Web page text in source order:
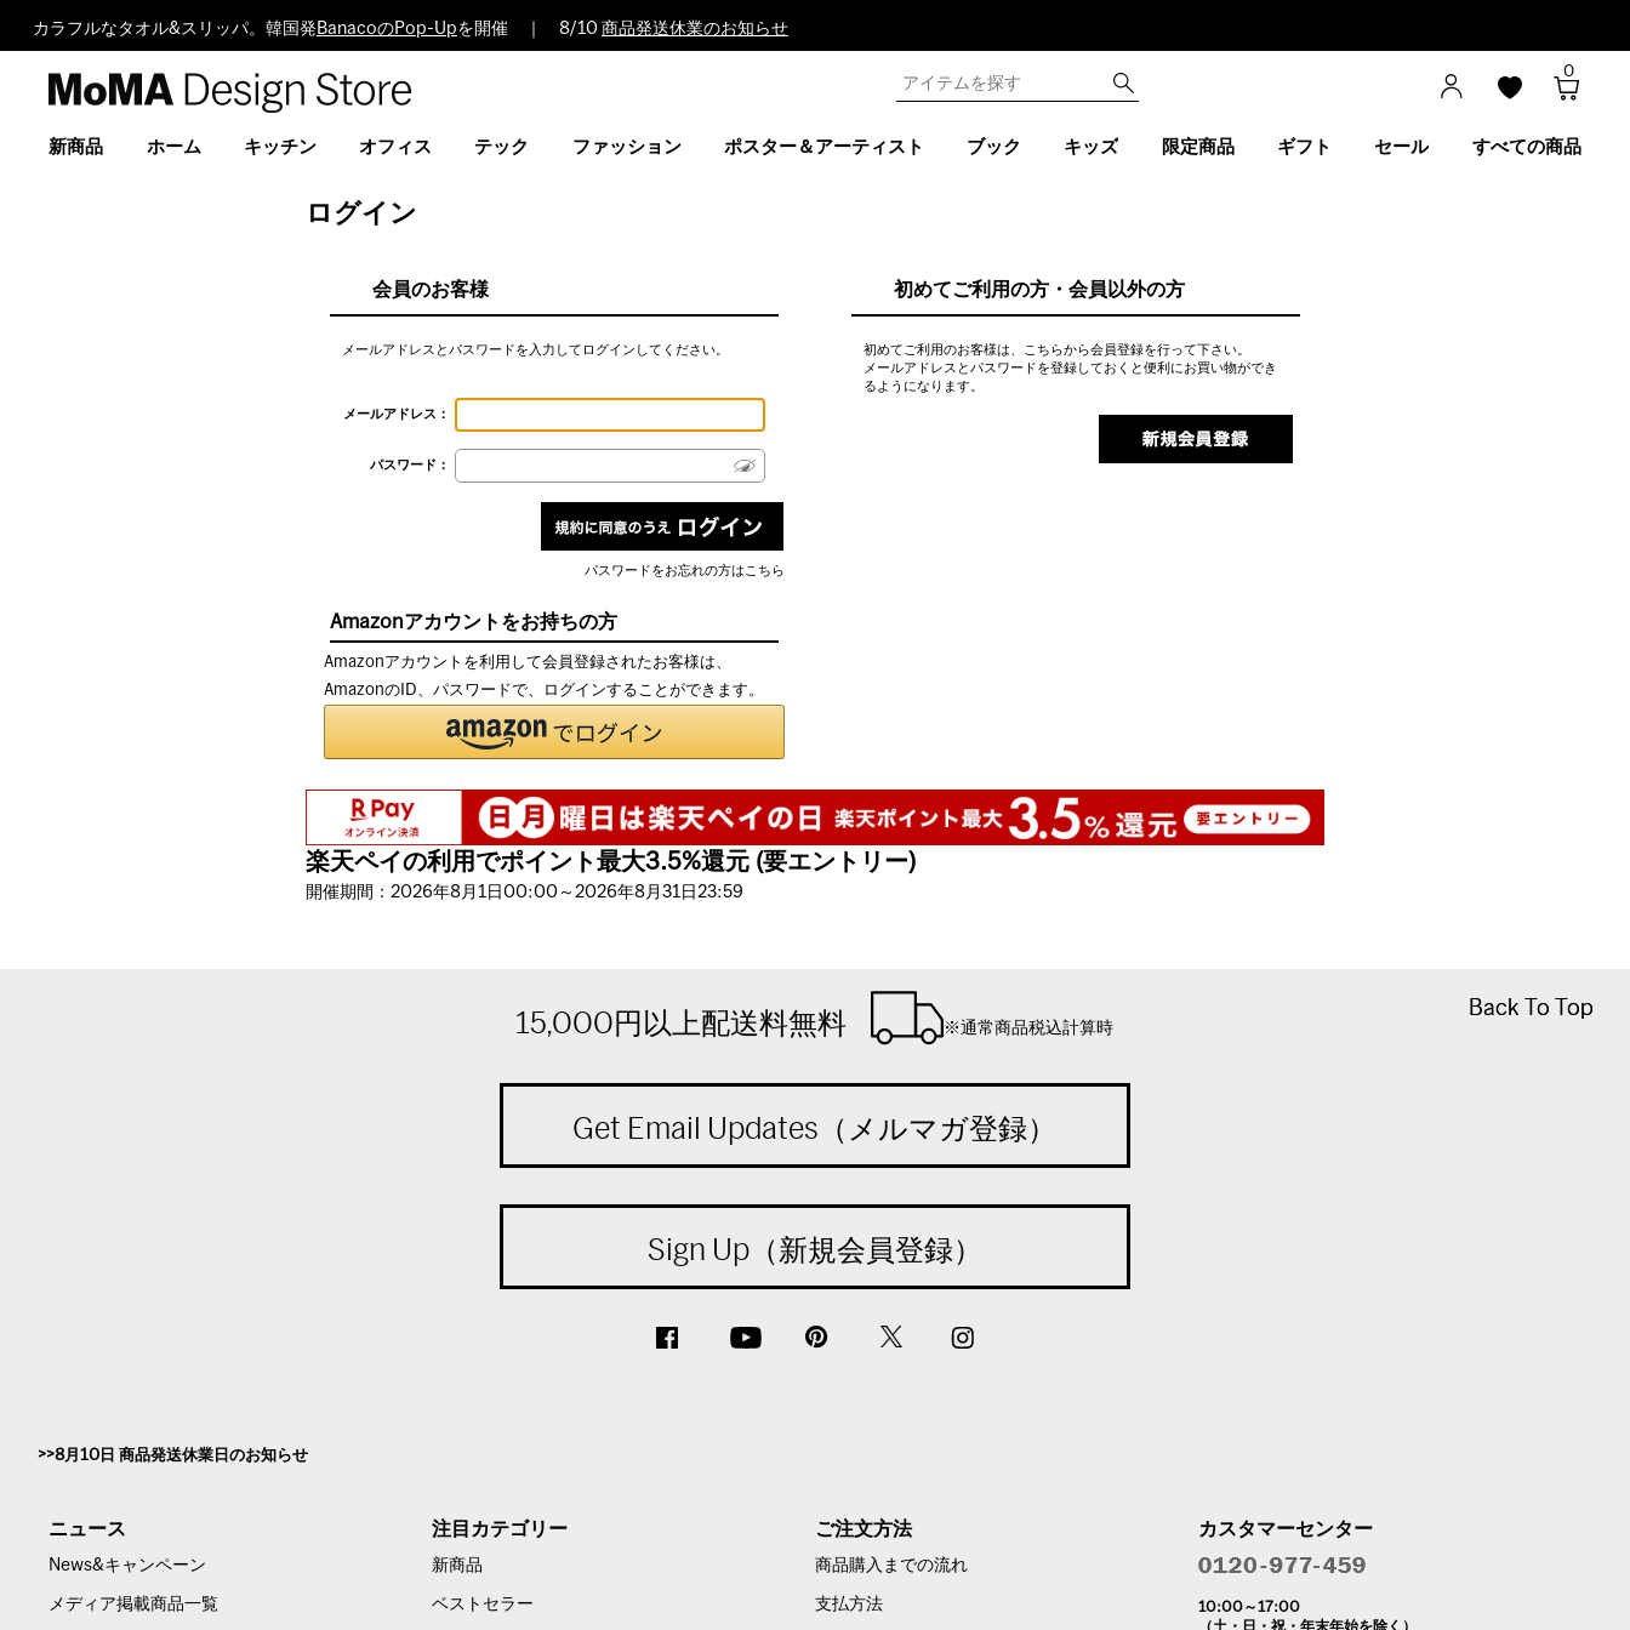
カラフルなタオル&スリッパ。韓国発 BanacoのPop-Upを開催 ｜ 8/10 商品発送休業のお知らせ
Design
0
新商品 ホーム キッチン オフィス テック ファッション ポスター＆アーティスト ブック キッズ 限定商品 ギフト セール すべての商品
ログイン
会員のお客様
メールアドレスとパスワードを入力してログインしてください。
メールアドレス：
パスワード：
パスワードをお忘れの方はこちら
初めてご利用の方・会員以外の方
初めてご利用のお客様は、こちらから会員登録を行って下さい。
メールアドレスとパスワードを登録しておくと便利にお買い物ができ
るようになります。
Amazonアカウントをお持ちの方
Amazonアカウントを利用して会員登録されたお客様は、
AmazonのID、パスワードで、ログインすることができます。
楽天ペイの利用でポイント最大3.5%還元 (要エントリー)
開催期間：2026年8月1日00:00～2026年8月31日23:59
Back To Top
Back To Top
15,000円以上配送料無料 ※通常商品税込計算時
Get Email Updates（メルマガ登録）
Sign Up（新規会員登録）
8月10日 商品発送休業日のお知らせ
ニュース
News&キャンペーン
メディア掲載商品一覧
注目カテゴリー
新商品
ベストセラー
ご注文方法
商品購入までの流れ
支払方法
カスタマーセンター
10:00～17:00
（土・日・祝・年末年始を除く）